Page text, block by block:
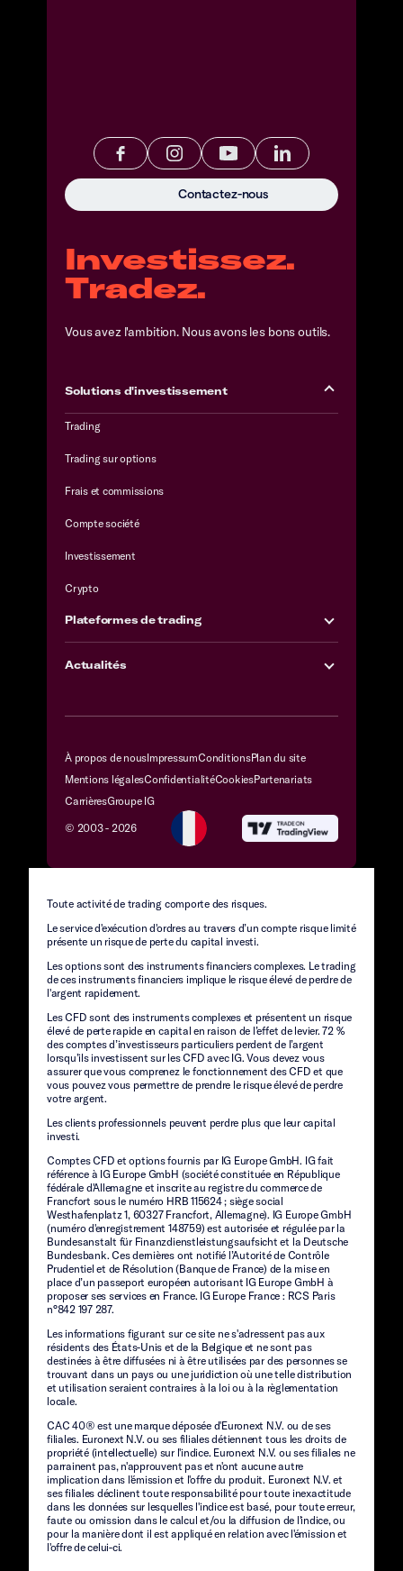
Investissez.
Tradez.
Vous avez l'ambition. Nous avons les bons outils.
Solutions d'investissement
Trading
Trading sur options
Frais et commissions
Compte société
Investissement
Crypto
Plateformes de trading
Actualités
À propos de nousImpressumConditionsPlan du site
Mentions légalesConfidentialitéCookiesPartenariats
CarrièresGroupe IG
© 2003 - 2026
Toute activité de trading comporte des risques.
Le service d'exécution d'ordres au travers d’un compte risque limité
présente un risque de perte du capital investi.
Les options sont des instruments financiers complexes. Le trading
de ces instruments financiers implique le risque élevé de perdre de
l'argent rapidement.
Les CFD sont des instruments complexes et présentent un risque
élevé de perte rapide en capital en raison de l’effet de levier. 72 %
des comptes d’investisseurs particuliers perdent de l’argent
lorsqu’ils investissent sur les CFD avec IG. Vous devez vous
assurer que vous comprenez le fonctionnement des CFD et que
vous pouvez vous permettre de prendre le risque élevé de perdre
votre argent.
Les clients professionnels peuvent perdre plus que leur capital
investi.
Comptes CFD et options fournis par IG Europe GmbH. IG fait
référence à IG Europe GmbH (société constituée en République
fédérale d'Allemagne et inscrite au registre du commerce de
Francfort sous le numéro HRB 115624 ; siège social
Westhafenplatz 1, 60327 Francfort, Allemagne). IG Europe GmbH
(numéro d'enregistrement 148759) est autorisée et régulée par la
Bundesanstalt für Finanzdienstleistungsaufsicht et la Deutsche
Bundesbank. Ces dernières ont notifié l’Autorité de Contrôle
Prudentiel et de Résolution (Banque de France) de la mise en
place d’un passeport européen autorisant IG Europe GmbH à
proposer ses services en France. IG Europe France : RCS Paris
n°842 197 287.
Les informations figurant sur ce site ne s'adressent pas aux
résidents des États-Unis et de la Belgique et ne sont pas
destinées à être diffusées ni à être utilisées par des personnes se
trouvant dans un pays ou une juridiction où une telle distribution
et utilisation seraient contraires à la loi ou à la règlementation
locale.
CAC 40® est une marque déposée d'Euronext N.V. ou de ses
filiales. Euronext N.V. ou ses filiales détiennent tous les droits de
propriété (intellectuelle) sur l'indice. Euronext N.V. ou ses filiales ne
parrainent pas, n'approuvent pas et n'ont aucune autre
implication dans l'émission et l'offre du produit. Euronext N.V. et
ses filiales déclinent toute responsabilité pour toute inexactitude
dans les données sur lesquelles l'indice est basé, pour toute erreur,
faute ou omission dans le calcul et/ou la diffusion de l'indice, ou
pour la manière dont il est appliqué en relation avec l'émission et
l'offre de celui-ci.